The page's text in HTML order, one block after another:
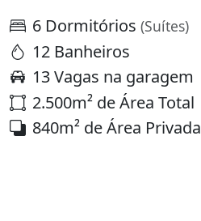
6 Dormitórios (Suítes)
12 Banheiros
13 Vagas na garagem
2.500m² de Área Total
840m² de Área Privada